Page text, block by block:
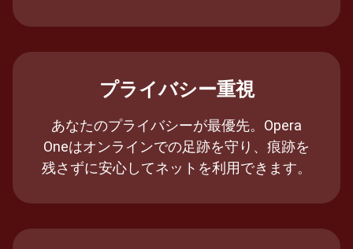
プライバシー重視
あなたのプライバシーが最優先。Opera
Oneはオンラインでの足跡を守り、痕跡を
残さずに安心してネットを利用できます。